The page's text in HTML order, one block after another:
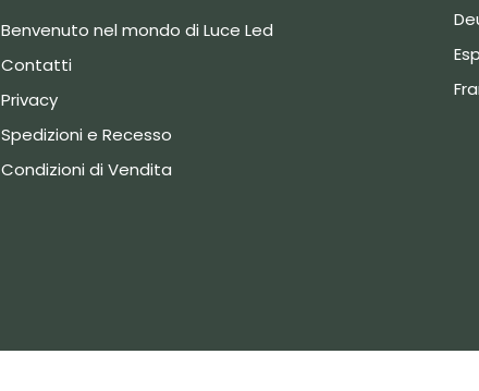
Benvenuto nel mondo di Luce Led
Contatti
Privacy
Spedizioni e Recesso
Condizioni di Vendita